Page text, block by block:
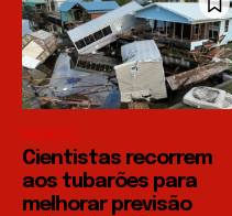
MUNDO
Cientistas recorrem
aos tubarões para
melhorar previsão